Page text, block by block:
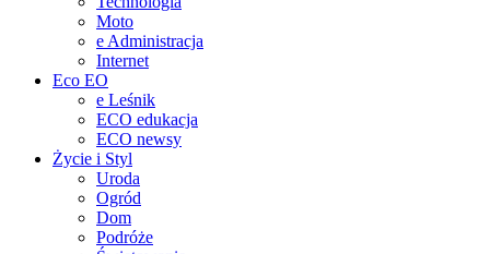
Moto
e Administracja
Internet
Eco EO
e Leśnik
ECO edukacja
ECO newsy
Życie i Styl
Uroda
Ogród
Dom
Podróże